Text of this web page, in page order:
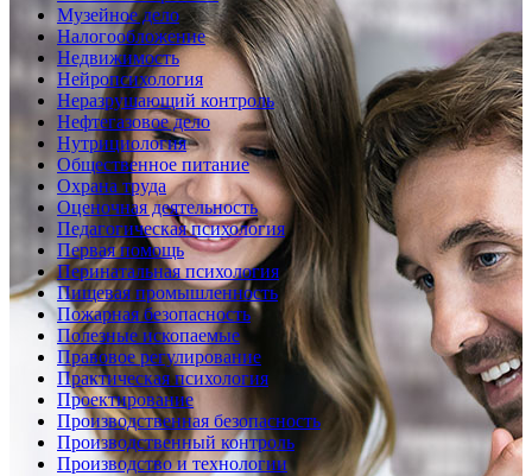
Музейное дело
Налогообложение
Недвижимость
Нейропсихология
Неразрушающий контроль
Нефтегазовое дело
Нутрициология
Общественное питание
Охрана труда
Оценочная деятельность
Педагогическая психология
Первая помощь
Перинатальная психология
Пищевая промышленность
Пожарная безопасность
Полезные ископаемые
Правовое регулирование
Практическая психология
Проектирование
Производственная безопасность
Производственный контроль
Производство и технологии